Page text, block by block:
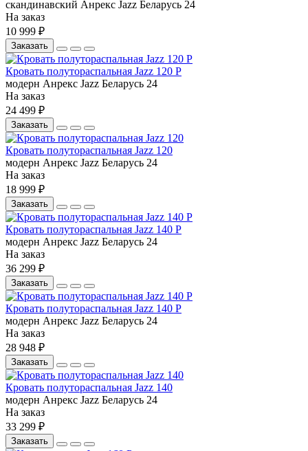
скандинавский Анрекс Jazz Беларусь 24
На заказ
10 999 ₽
Заказать
Кровать полутораспальная Jazz 120 Р
модерн Анрекс Jazz Беларусь 24
На заказ
24 499 ₽
Заказать
Кровать полутораспальная Jazz 120
модерн Анрекс Jazz Беларусь 24
На заказ
18 999 ₽
Заказать
Кровать полутораспальная Jazz 140 Р
модерн Анрекс Jazz Беларусь 24
На заказ
36 299 ₽
Заказать
Кровать полутораспальная Jazz 140 Р
модерн Анрекс Jazz Беларусь 24
На заказ
28 948 ₽
Заказать
Кровать полутораспальная Jazz 140
модерн Анрекс Jazz Беларусь 24
На заказ
33 299 ₽
Заказать